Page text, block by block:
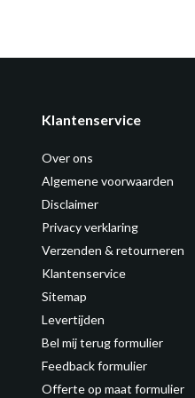
Klantenservice
Over ons
Algemene voorwaarden
Disclaimer
Privacy verklaring
Verzenden & retourneren
Klantenservice
Sitemap
Levertijden
Bel mij terug formulier
Feedback formulier
Offerte op maat formulier